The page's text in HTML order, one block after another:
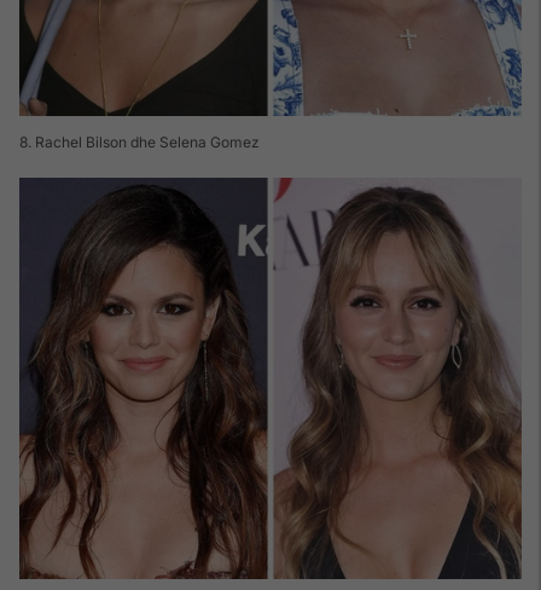
8. Rachel Bilson dhe Selena Gomez